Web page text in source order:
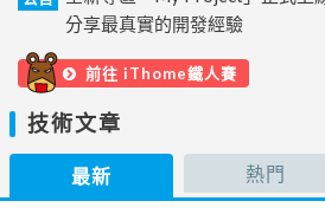
分享最真實的開發經驗
前往 iThome鐵人賽
技術文章
最新 熱門